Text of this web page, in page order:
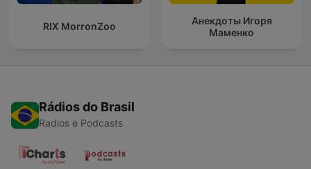
RIX MorronZoo
Анекдоты Игоря
Маменко
Rádios do Brasil
Radios e Podcasts